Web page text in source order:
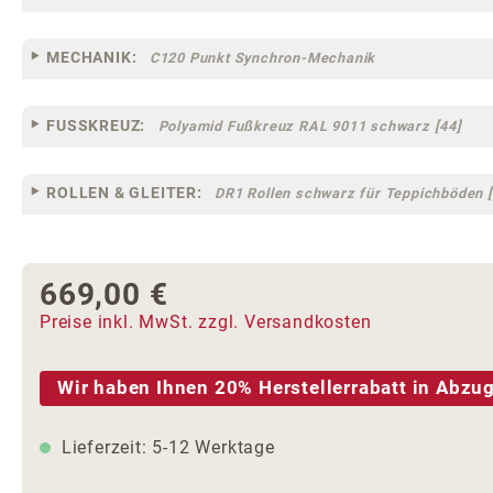
MECHANIK: C120 Punkt Synchron-Mechanik
FUSSKREUZ: Polyamid Fußkreuz RAL 9011 schwarz [44]
ROLLEN & GLEITER: DR1 Rollen schwarz für Teppichböden
Regulärer Preis:
669,00 €
Preise inkl. MwSt. zzgl. Versandkosten
Wir haben Ihnen 20% Herstellerrabatt in
Lieferzeit: 5-12 Werktage